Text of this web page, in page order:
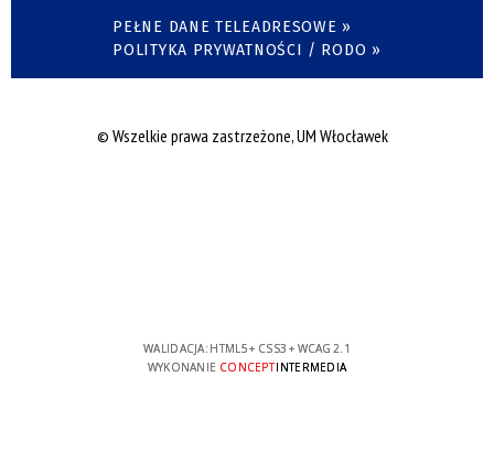
PEŁNE DANE TELEADRESOWE »
POLITYKA PRYWATNOŚCI / RODO »
© Wszelkie prawa zastrzeżone, UM Włocławek
WALIDACJA: HTML5+ CSS3 + WCAG 2.1
WYKONANIE CONCEPTINTERMEDIA